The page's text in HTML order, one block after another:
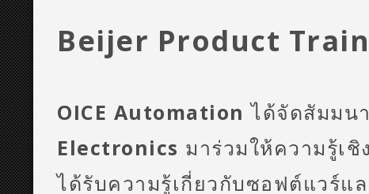
Beijer Product
OICE Automation ได้จัดสัมมน
Electronics มาร่วมให้ความรู้เ
ได้รับความรู้เกี่ยวกับซอฟต์แวร์แ